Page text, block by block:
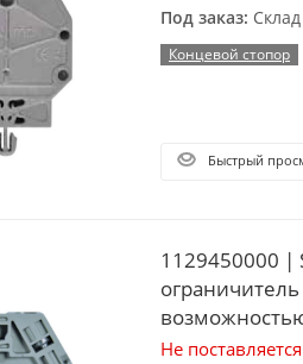
Под заказ:
Концевой стопор
Быстрый
1129450000 |
Не поставляется